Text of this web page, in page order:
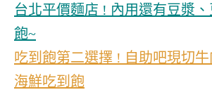
台北平價麵店 ! 內用還有豆漿、
飽~
吃到飽第二選擇 ! 自助吧現切
海鮮吃到飽